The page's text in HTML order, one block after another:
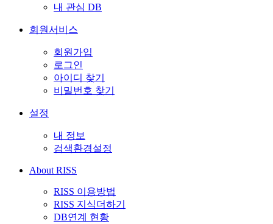
내 관심 DB
회원서비스
회원가입
로그인
아이디 찾기
비밀번호 찾기
설정
내 정보
검색환경설정
About RISS
RISS 이용방법
RISS 지식더하기
DB연계 현황